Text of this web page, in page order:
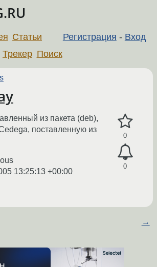
Регистрация - Вход
Статьи
Трекер Поиск
0
0
из пакета (deb),
поставленную из
13:25:13 +00:00
→